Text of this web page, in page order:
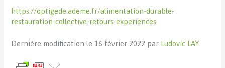
https://optigede.ademe.fr/alimentation-durable-
restauration-collective-retours-experiences
Dernière modification le 16 février 2022 par Ludovic LAY